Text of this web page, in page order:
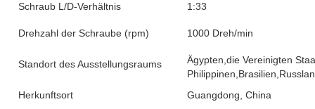
Schraub L/D-Verhältnis 1:33
Drehzahl der Schraube (rpm) 1000 Dreh/min
Standort des Ausstellungsraums
Ägypten,die Vereinigten
Herkunftsort
Guangdong, China